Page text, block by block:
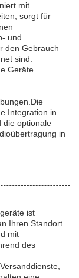
mit
sorgt für
und
den Gebrauch
sind.
Geräte
Integration in
die optionale
in
ist
Ihren Standort
mit
des